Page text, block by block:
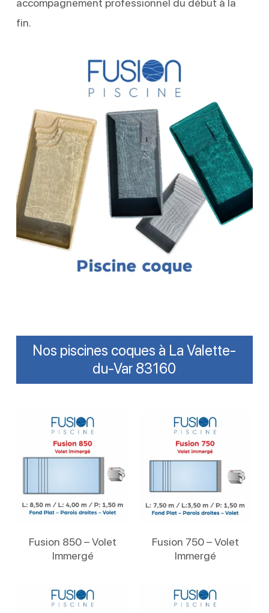
fin.
Nos piscines coques à La Valette-
du-Var 83160
Fusion 850 – Volet
Immergé
Fusion 750 – Volet
Immergé